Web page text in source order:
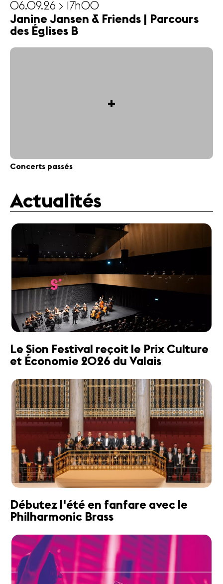
06.09.26 > 17h00
Janine Jansen & Friends | Parcours
des Églises B
+
Concerts passés
Actualités
Le Sion Festival reçoit le Prix Culture
et Économie 2026 du Valais
Débutez l'été en fanfare avec le
Philharmonic Brass